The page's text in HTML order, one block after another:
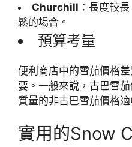
Churchill ：長度較
鬆的場合。
預算考量
便利商店中的雪茄價格
要。一般來說，古巴雪
質量的非古巴雪茄價格
實用的Snow